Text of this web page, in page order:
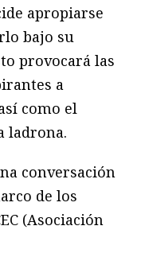
apropiarse
bajo su
provocará las
a
como el
ladrona.
conversación
de los
(Asociación